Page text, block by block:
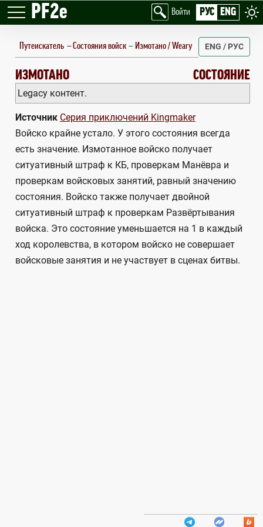
PF2e Войти РУС ENG
Путеискатель —Состояния войск Измотано / Weary ENG / РУС
ИЗМОТАНО
WEARY СОСТОЯНИЕ
Legacy контент.
Источник Серия приключений Kingmaker
Войско крайне устало. У этого состояния всегда
есть значение. Измотанное войско получает
ситуативный штраф к КБ, проверкам Манёвра и
проверкам войсковых занятий, равный значению
состояния. Войско также получает двойной
ситуативный штраф к проверкам Развёртывания
войска. Это состояние уменьшается на 1 в каждый
ход королевства, в котором войско не совершает
войсковые занятия и не участвует в сценах битвы.